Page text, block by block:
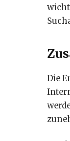
Die